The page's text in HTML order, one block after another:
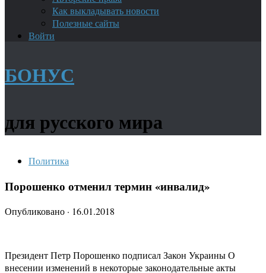
Как выкладывать новости
Полезные сайты
Войти
БОНУС
для русского мира
Политика
Порошенко отменил термин «инвалид»
Опубликовано · 16.01.2018
Президент Петр Порошенко подписал Закон Украины О
внесении изменений в некоторые законодательные акты